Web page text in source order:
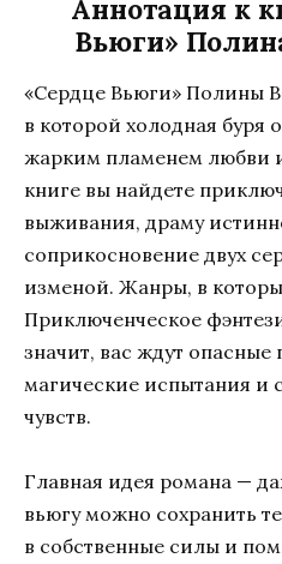
Аннотация к
Вьюги»
«Сердце Вьюги» Полины
в которой холодная буря
жарким пламенем любви
книге вы найдете
выживания, драму
соприкосновение двух
изменой. Жанры, в
Приключенческое
значит, вас ждут опасные
магические испытания и
чувств.
Главная идея романа —
вьюгу можно сохранить
в собственные силы и